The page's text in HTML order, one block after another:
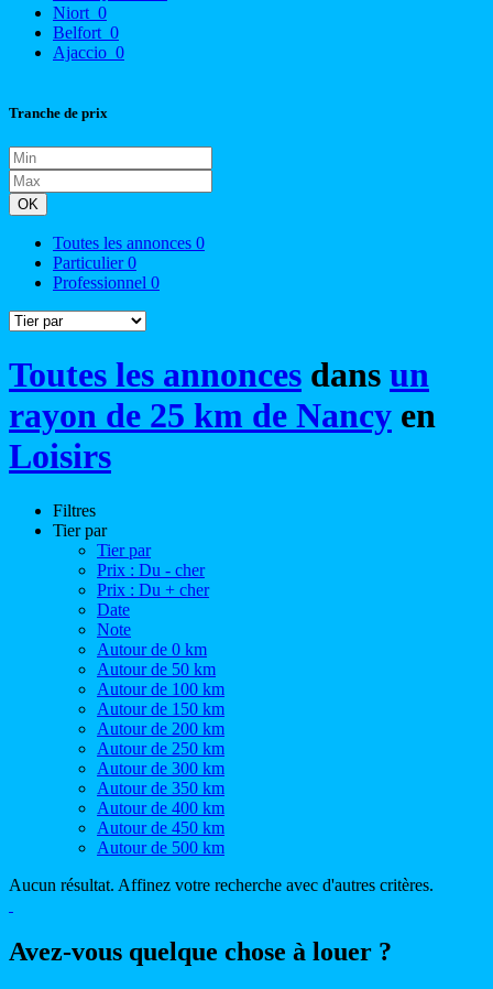
Niort 0
Belfort 0
Ajaccio 0
Tranche de prix
OK
Toutes les annonces 0
Particulier0
Professionnel 0
Toutes les annonces dans un
rayon de 25 km de Nancy en
Loisirs
Filtres
Tier par
Tier par
Prix : Du - cher
Prix : Du + cher
Date
Note
Autour de 0 km
Autour de 50 km
Autour de 100 km
Autour de 150 km
Autour de 200 km
Autour de 250 km
Autour de 300 km
Autour de 350 km
Autour de 400 km
Autour de 450 km
Autour de 500 km
Aucun résultat. Affinez votre recherche avec d'autres critères.
Avez-vous quelque chose à louer ?